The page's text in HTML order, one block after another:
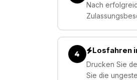
Nach
4 Losfahren
Drucken Sie
Sie die